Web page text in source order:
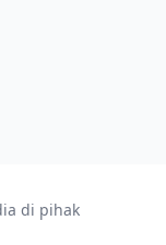
di pihak